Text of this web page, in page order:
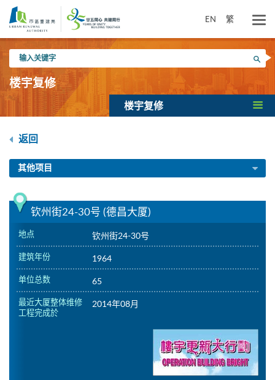
内
EN 繁
入
关
键
搜寻
楼宇复修
楼宇复修
返回
其他项目
钦州街24-30号 (德昌大厦)
地点 钦州街24-30号
建筑年份 1964
单位总数 65
最近大厦整体维修
工程完成於
2014年08月